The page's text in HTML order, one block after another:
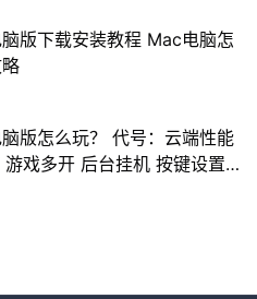
版下载安装教程 Mac电脑怎
版怎么玩？ 代号：云端性能
戏多开 后台挂机 按键设置